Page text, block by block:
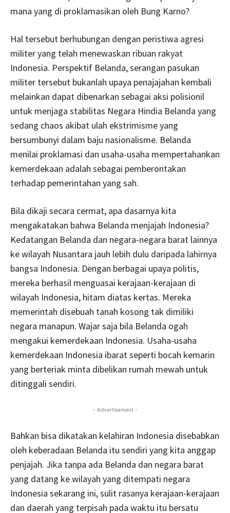
mana yang di proklamasikan oleh Bung Karno?
Hal tersebut berhubungan dengan peristiwa agresi
militer yang telah menewaskan ribuan rakyat
Indonesia. Perspektif Belanda, serangan pasukan
militer tersebut bukanlah upaya penajajahan kembali
melainkan dapat dibenarkan sebagai aksi polisionil
untuk menjaga stabilitas Negara Hindia Belanda yang
sedang chaos akibat ulah ekstrimisme yang
bersumbunyi dalam baju nasionalisme. Belanda
menilai proklamasi dan usaha-usaha mempertahankan
kemerdekaan adalah sebagai pemberontakan
terhadap pemerintahan yang sah.
Bila dikaji secara cermat, apa dasarnya kita
mengakatakan bahwa Belanda menjajah Indonesia?
Kedatangan Belanda dan negara-negara barat lainnya
ke wilayah Nusantara jauh lebih dulu daripada lahirnya
bangsa Indonesia. Dengan berbagai upaya politis,
mereka berhasil menguasai kerajaan-kerajaan di
wilayah Indonesia, hitam diatas kertas. Mereka
memerintah disebuah tanah kosong tak dimiliki
negara manapun. Wajar saja bila Belanda ogah
mengakui kemerdekaan Indonesia. Usaha-usaha
kemerdekaan Indonesia ibarat seperti bocah kemarin
yang berteriak minta dibelikan rumah mewah untuk
ditinggali sendiri.
- Advertisement -
Bahkan bisa dikatakan kelahiran Indonesia disebabkan
oleh keberadaan Belanda itu sendiri yang kita anggap
penjajah. Jika tanpa ada Belanda dan negara barat
yang datang ke wilayah yang ditempati negara
Indonesia sekarang ini, sulit rasanya kerajaan-kerajaan
dan daerah yang terpisah pada waktu itu bersatu